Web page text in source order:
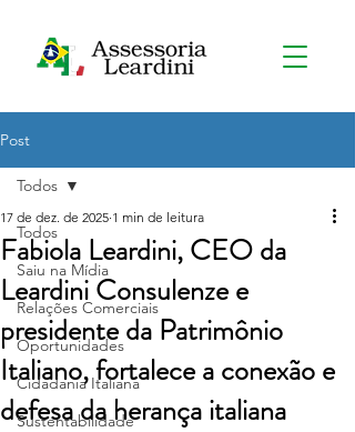
Post
Todos
Saiu na Mídia
Relações Comerciais
Oportunidades
Cidadania Italiana
Sustentabilidade
Todos
Fabiola Leardini, CEO da
Leardini Consulenze e
presidente da Patrimônio
Italiano, fortalece a conexão e
defesa da herança italiana
17 de dez. de 2025 1 min de leitura